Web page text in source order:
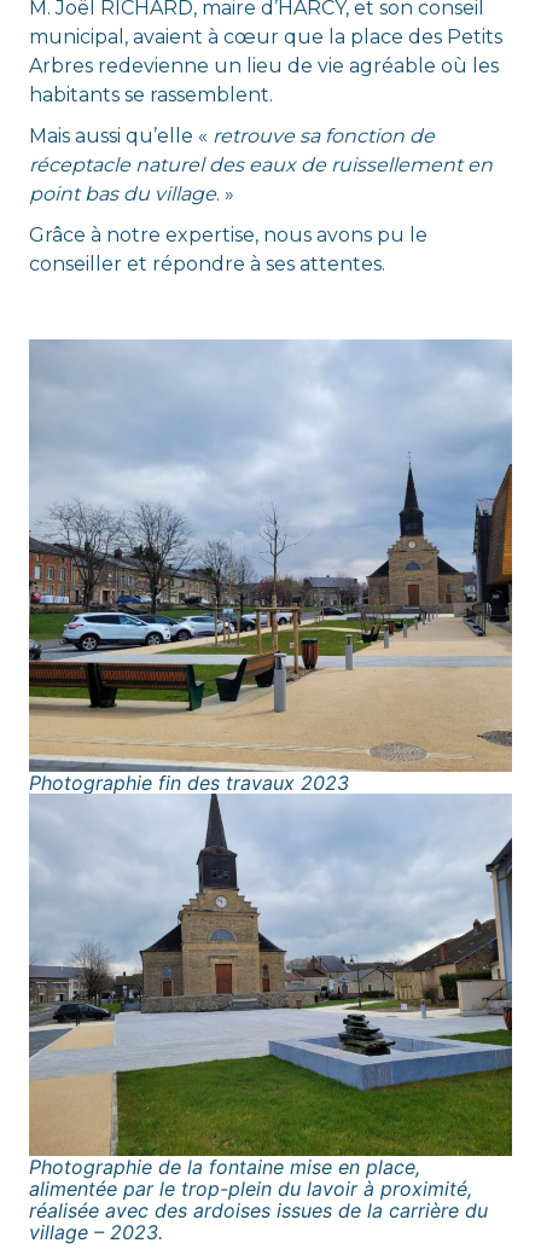
M. Joël RICHARD, maire d’HARCY, et son conseil
municipal, avaient à cœur que la place des Petits
Arbres redevienne un lieu de vie agréable où les
habitants se rassemblent.
Mais aussi qu’elle « retrouve sa fonction de
réceptacle naturel des eaux de ruissellement en
point bas du village. »
Grâce à notre expertise, nous avons pu le
conseiller et répondre à ses attentes.
Photographie fin des travaux 2023
Photographie de la fontaine mise en place,
alimentée par le trop-plein du lavoir à proximité,
réalisée avec des ardoises issues de la carrière du
village – 2023.